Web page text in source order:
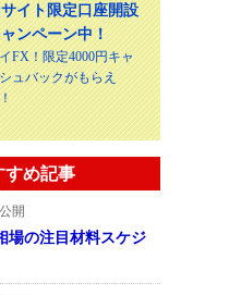
イト限定口座開設
ンペーン中！
FX！限定4000円キャ
ュバックがもらえ
すめ記事
開
場の注目材料スケジ